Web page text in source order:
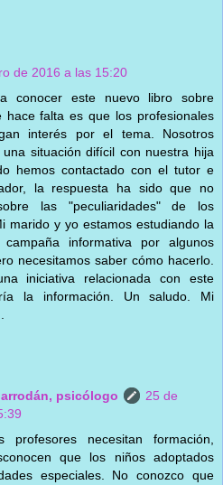
de 2016 a las 15:20
conocer este nuevo libro sobre
hace falta es que los profesionales
interés por el tema. Nosotros
situación difícil con nuestra hija
hemos contactado con el tutor e
la respuesta ha sido que no
las "peculiaridades" de los
marido y yo estamos estudiando la
informativa por algunos
necesitamos saber cómo hacerlo.
iniciativa relacionada con este
la información. Un saludo. Mi
psicólogo
25 de
profesores necesitan formación,
que los niños adoptados
especiales. No conozco que